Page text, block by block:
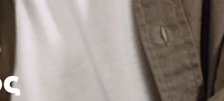
MY SPERMOGENE